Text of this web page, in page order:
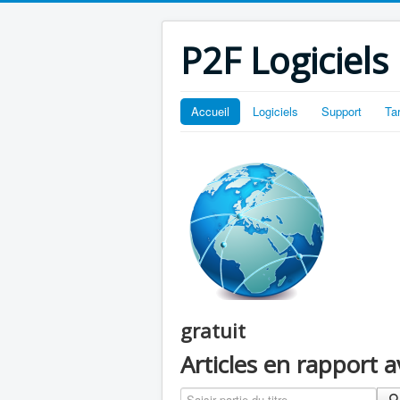
P2F Logiciels
Accueil Logiciels Support
gratuit
Articles en rapport
Saisir partie du titre